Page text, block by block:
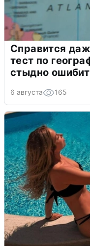
Справится
тест по
стыдно
6 августа 165